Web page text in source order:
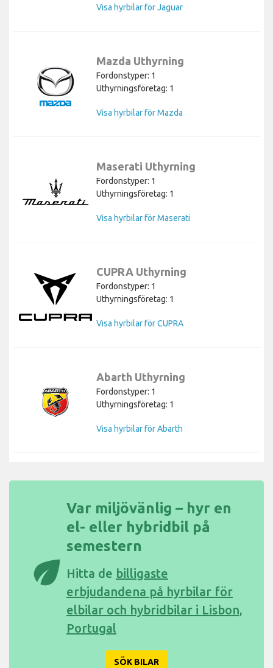
Visa hyrbilar för Jaguar
Mazda Uthyrning
Fordonstyper: 1
Uthyrningsföretag: 1
Visa hyrbilar för Mazda
Maserati Uthyrning
Fordonstyper: 1
Uthyrningsföretag: 1
Visa hyrbilar för Maserati
CUPRA Uthyrning
Fordonstyper: 1
Uthyrningsföretag: 1
Visa hyrbilar för CUPRA
Abarth Uthyrning
Fordonstyper: 1
Uthyrningsföretag: 1
Visa hyrbilar för Abarth
eco
Var miljövänlig – hyr en
el- eller hybridbil på
semestern
Hitta de billigaste
erbjudandena på hyrbilar för
elbilar och hybridbilar i Lisbon,
Portugal
SÖK BILAR